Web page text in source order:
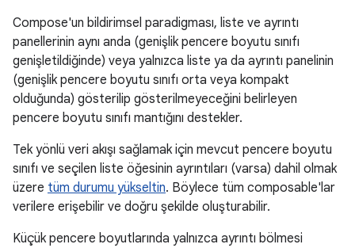
Compose'un bildirimsel paradigması, liste ve ayrıntı
panellerinin aynı anda (genişlik pencere boyutu sınıfı
genişletildiğinde) veya yalnızca liste ya da ayrıntı panelinin
(genişlik pencere boyutu sınıfı orta veya kompakt
olduğunda) gösterilip gösterilmeyeceğini belirleyen
pencere boyutu sınıfı mantığını destekler.
Tek yönlü veri akışı sağlamak için mevcut pencere boyutu
sınıfı ve seçilen liste öğesinin ayrıntıları (varsa) dahil olmak
üzere tüm durumu yükseltin. Böylece tüm composable'lar
verilere erişebilir ve doğru şekilde oluşturabilir.
Küçük pencere boyutlarında yalnızca ayrıntı bölmesi